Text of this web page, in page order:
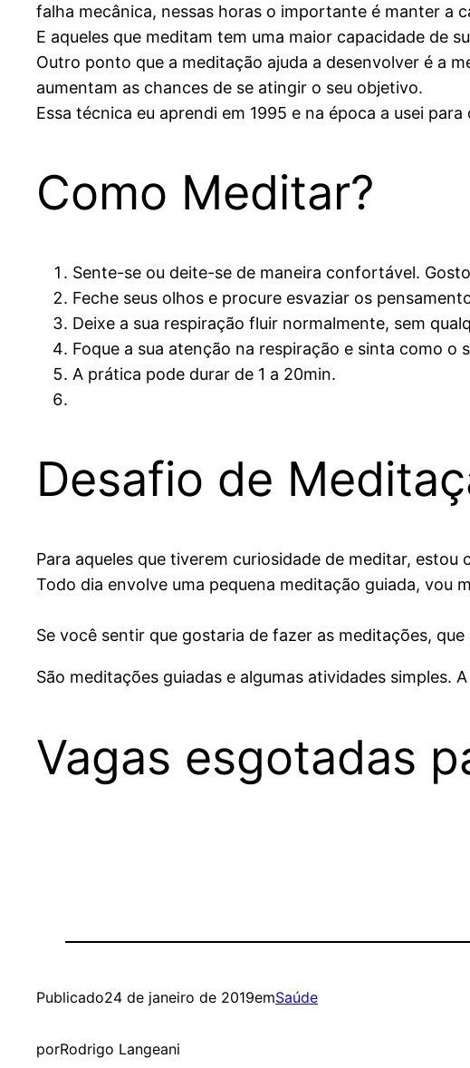
falha mecânica, nessas horas o importante é manter a
E aqueles que meditam tem uma maior capacidade de
Outro ponto que a meditação ajuda a desenvolver é a
aumentam as chances de se atingir o seu objetivo.
Essa técnica eu aprendi em 1995 e na época a usei
Como Meditar?
Sente-se ou deite-se de maneira confortável.
Feche seus olhos e procure esvaziar os
Deixe a sua respiração fluir normalmente, sem
Foque a sua atenção na respiração e sinta como o
A prática pode durar de 1 a 20min.
Desafio de
Para aqueles que tiverem curiosidade de meditar,
Todo dia envolve uma pequena meditação guiada, vou
Se você sentir que gostaria de fazer as meditações, que
São meditações guiadas e algumas atividades simples.
Vagas esgotadas
Publicado24 de janeiro de 2019emSaúde
porRodrigo Langeani